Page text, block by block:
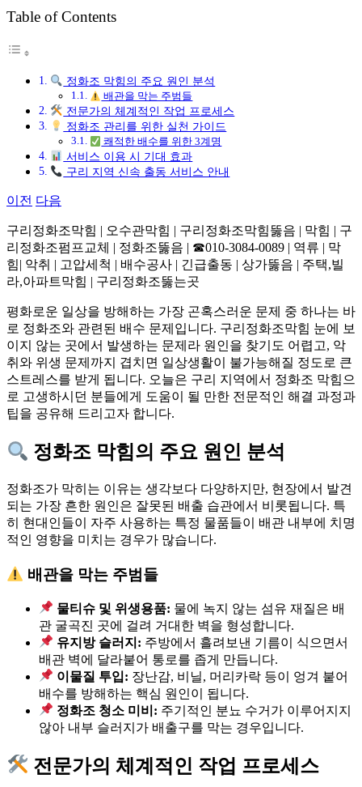
그
Table of Contents
정화조 막힘의 주요 원인 분석
배관을 막는 주범들
전문가의 체계적인 작업 프로세스
정화조 관리를 위한 실천 가이드
쾌적한 배수를 위한 3계명
서비스 이용 시 기대 효과
구리 지역 신속 출동 서비스 안내
이전 다음
구리정화조막힘 | 오수관막힘 | 구리정화조막힘뚫음 | 막힘 | 구
리정화조펌프교체 | 정화조뚫음 | ☎010-3084-0089 | 역류 | 막
힘| 악취 | 고압세척 | 배수공사 | 긴급출동 | 상가뚫음 | 주택,빌
라,아파트막힘 | 구리정화조뚫는곳
평화로운 일상을 방해하는 가장 곤혹스러운 문제 중 하나는 바
로 정화조와 관련된 배수 문제입니다. 구리정화조막힘 눈에 보
이지 않는 곳에서 발생하는 문제라 원인을 찾기도 어렵고, 악
취와 위생 문제까지 겹치면 일상생활이 불가능해질 정도로 큰
스트레스를 받게 됩니다. 오늘은 구리 지역에서 정화조 막힘으
로 고생하시던 분들에게 도움이 될 만한 전문적인 해결 과정과
팁을 공유해 드리고자 합니다.
정화조 막힘의 주요 원인 분석
정화조가 막히는 이유는 생각보다 다양하지만, 현장에서 발견
되는 가장 흔한 원인은 잘못된 배출 습관에서 비롯됩니다. 특
히 현대인들이 자주 사용하는 특정 물품들이 배관 내부에 치명
적인 영향을 미치는 경우가 많습니다.
배관을 막는 주범들
물티슈 및 위생용품: 물에 녹지 않는 섬유 재질은 배
관 굴곡진 곳에 걸려 거대한 벽을 형성합니다.
유지방 슬러지: 주방에서 흘려보낸 기름이 식으면서
배관 벽에 달라붙어 통로를 좁게 만듭니다.
이물질 투입: 장난감, 비닐, 머리카락 등이 엉겨 붙어
배수를 방해하는 핵심 원인이 됩니다.
정화조 청소 미비: 주기적인 분뇨 수거가 이루어지지
않아 내부 슬러지가 배출구를 막는 경우입니다.
전문가의 체계적인 작업 프로세스